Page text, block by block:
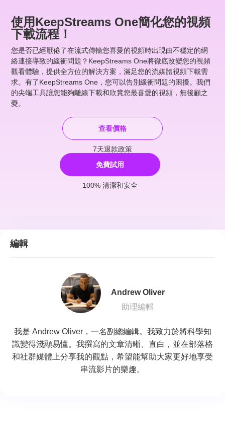
使用KeepStreams One簡化您的視頻
下載流程！
您是否已經厭倦了在流式傳輸您喜愛的視頻時出現由不穩定的網
絡連接導致的緩衝問題？KeepStreams One將徹底改變您的視頻
觀看體驗，提供全方位的解決方案，滿足您的流媒體視頻下載需
求。有了KeepStreams One，您可以告別緩衝問題的困擾。我們
的尖端工具讓您能夠離線下載和欣賞您最喜愛的視頻，無後顧之
憂。
免費試用
100% 清潔和安全
查看價格
7天退款政策
編輯
Andrew Oliver
助理編輯
我是 Andrew Oliver，一名副總編輯。我致力於將科學知
識變得淺顯易懂。我撰寫的文章清晰、直白，並在部落格
和社群媒體上分享我的觀點，希望能幫助大家更好地享受
串流影片的樂趣。